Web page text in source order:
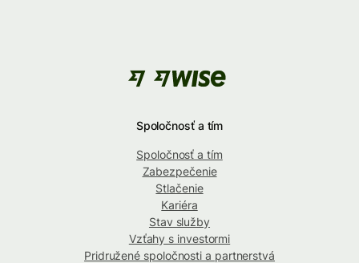
Spoločnosť a tím
Spoločnosť a tím
Zabezpečenie
Stlačenie
Kariéra
Stav služby
Vzťahy s investormi
Pridružené spoločnosti a partnerstvá